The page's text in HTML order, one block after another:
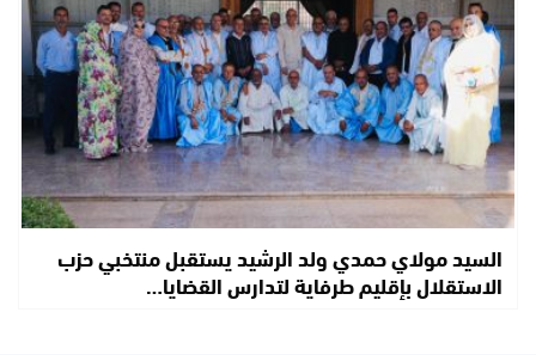
السيد مولاي حمدي ولد الرشيد يستقبل منتخبي حزب
الاستقلال بإقليم طرفاية لتدارس القضايا…